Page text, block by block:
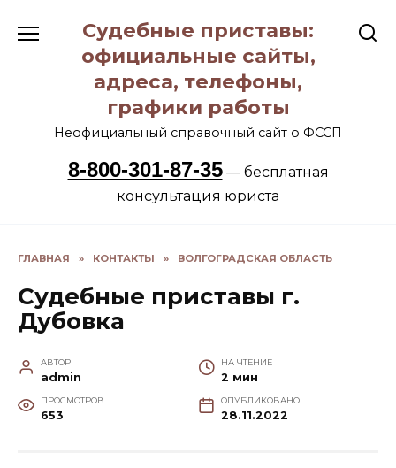
содержанию
Судебные приставы:
официальные сайты,
адреса, телефоны,
графики работы
Неофициальный справочный сайт о ФССП
8-800-301-87-35— бесплатная
консультация юриста
ГЛАВНАЯ » КОНТАКТЫ » ВОЛГОГРАДСКАЯ ОБЛАСТЬ
Судебные приставы г.
Дубовка
АВТОР
admin
НА ЧТЕНИЕ
2 мин
ПРОСМОТРОВ
653
ОПУБЛИКОВАНО
28.11.2022